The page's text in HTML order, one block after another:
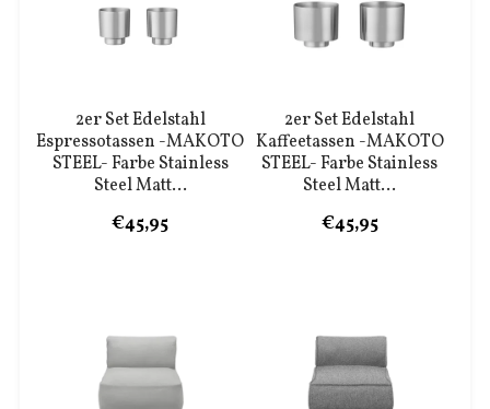
2er Set Edelstahl
Espressotassen -MAKOTO
STEEL- Farbe Stainless
Steel Matt...
€45,95
2er Set Edelstahl
Kaffeetassen -MAKOTO
STEEL- Farbe Stainless
Steel Matt...
€45,95